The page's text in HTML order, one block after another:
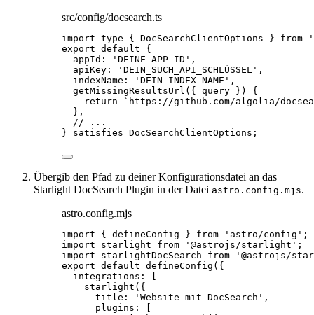
src/config/docsearch.ts
import type { DocSearchClientOptions } from
'
export default {
appId:
' DEINE_APP_ID ' ,
apiKey:
' DEIN_SUCH_API_SCHLÜSSEL ' ,
indexName:
' DEIN_INDEX_NAME ' ,
getMissingResultsUrl ( { query } )
{
return
` https://github.com/algolia/
},
// ...
} satisfies DocSearchClientOptions ;
Übergib den Pfad zu deiner Konfigurationsdatei an das
Starlight DocSearch Plugin in der Datei astro.config.mjs.
astro.config.mjs
import { defineConfig } from ' astro/config ' ;
import starlight from ' @astrojs/starlight ' ;
import starlightDocSearch from ' @astrojs/
export default defineConfig ({
integrations: [
starlight ({
title:
' Website mit DocSearch ' ,
plugins: [